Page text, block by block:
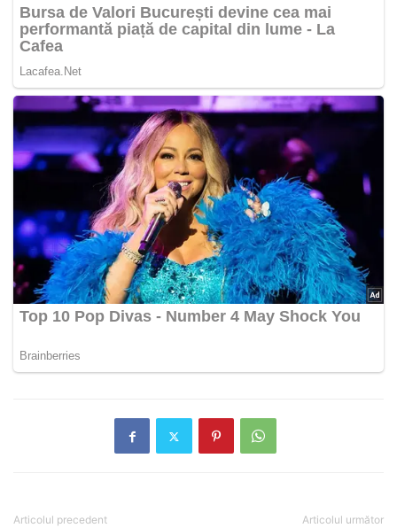
Articolul precedent Articolul următor